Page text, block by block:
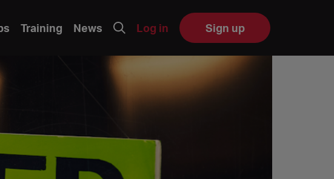
Training News Log in Sign up